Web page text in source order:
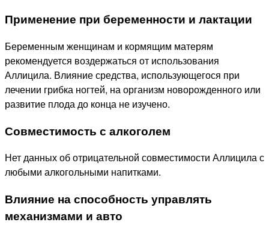
Применение при беременности и лактации
Беременным женщинам и кормящим матерям
рекомендуется воздержаться от использования
Аллицила. Влияние средства, использующегося при
лечении грибка ногтей, на организм новорожденного или
развитие плода до конца не изучено.
Совместимость с алкоголем
Нет данных об отрицательной совместимости Аллицила с
любыми алкогольными напитками.
Влияние на способность управлять
механизмами и авто